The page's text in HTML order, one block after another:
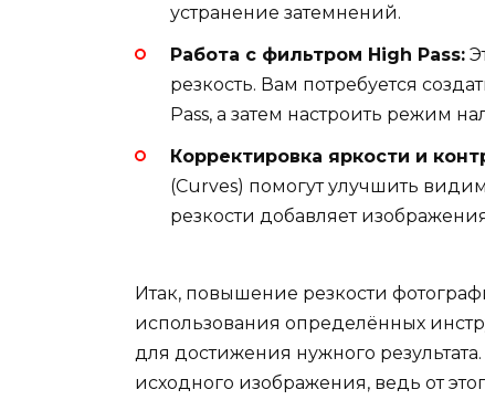
устранение затемнений.
Работа с фильтром High Pass:
резкость. Вам потребуется
Pass, а затем настроить режим
Корректировка яркости и
(Curves) помогут улучшить
резкости добавляет
Итак, повышение резкости
использования определённых
для достижения нужного
исходного изображения, ведь от